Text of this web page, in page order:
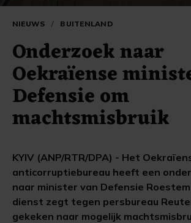
NIEUWS / BUITENLAND
Onderzoek naar
Oekraïense
Defensie om
machtsmisbruik
KYIV (ANP/RTR/DPA) - Het
anticorruptiebureau heeft een
naar minister van Defensie
dienst zegt tegen persbureau
gekeken naar mogelijk